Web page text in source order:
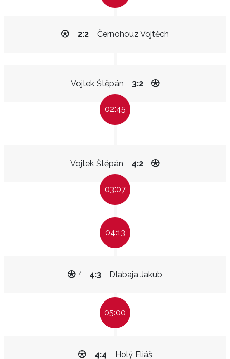
Černohouz Vojtěch
2:2
Vojtek Štěpán 3:2
02:45
Vojtek Štěpán 4:2
03:07
04:13
Dlabaja Jakub
4:3
7
05:00
Holý Eliáš
4:4